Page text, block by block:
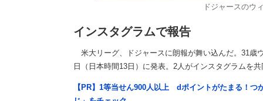
ドジャースのウ
インスタグラムで報告
米大リーグ、ドジャースに朗報が舞い込んだ。31歳
日（日本時間13日）に発表。2人がインスタグラムを
【PR】1等当せん900人以上 dポイントがたまる！つ